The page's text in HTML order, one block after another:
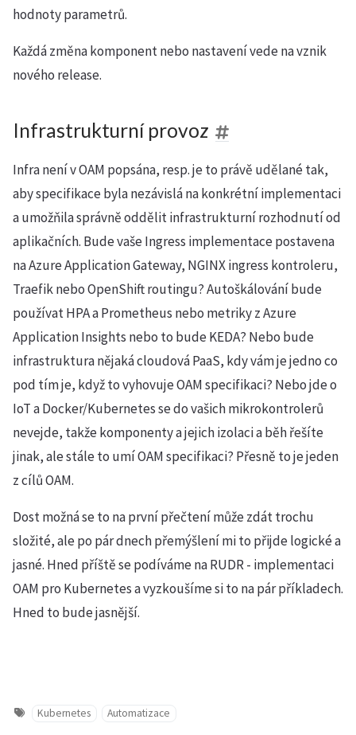
hodnoty parametrů.
Každá změna komponent nebo nastavení vede na vznik
nového release.
Infrastrukturní provoz
Infra není v OAM popsána, resp. je to právě udělané tak,
aby specifikace byla nezávislá na konkrétní implementaci
a umožňila správně oddělit infrastrukturní rozhodnutí od
aplikačních. Bude vaše Ingress implementace postavena
na Azure Application Gateway, NGINX ingress kontroleru,
Traefik nebo OpenShift routingu? Autoškálování bude
používat HPA a Prometheus nebo metriky z Azure
Application Insights nebo to bude KEDA? Nebo bude
infrastruktura nějaká cloudová PaaS, kdy vám je jedno co
pod tím je, když to vyhovuje OAM specifikaci? Nebo jde o
IoT a Docker/Kubernetes se do vašich mikrokontrolerů
nevejde, takže komponenty a jejich izolaci a běh řešíte
jinak, ale stále to umí OAM specifikaci? Přesně to je jeden
z cílů OAM.
Dost možná se to na první přečtení může zdát trochu
složité, ale po pár dnech přemýšlení mi to přijde logické a
jasné. Hned příště se podíváme na RUDR - implementaci
OAM pro Kubernetes a vyzkoušíme si to na pár příkladech.
Hned to bude jasnější.
Kubernetes Automatizace